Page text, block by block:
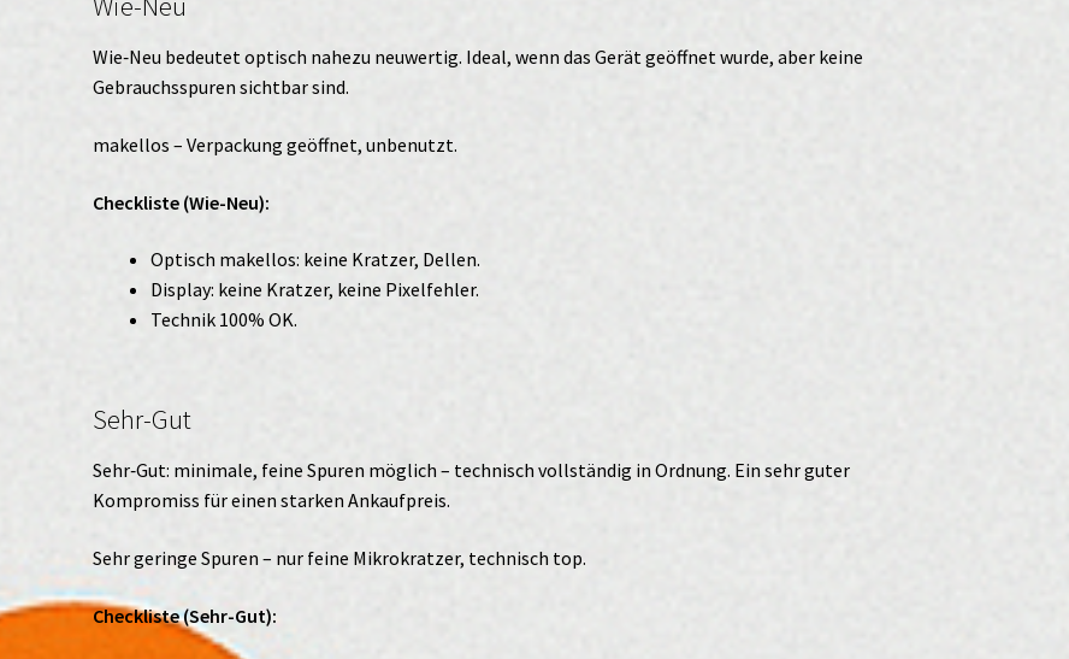
Wie‑Neu bedeutet optisch nahezu neuwertig. Ideal, wenn das Gerät geöffnet wurde, aber keine
Gebrauchsspuren sichtbar sind.
makellos – Verpackung geöffnet, unbenutzt.
Checkliste (Wie-Neu):
Optisch makellos: keine Kratzer, Dellen.
Display: keine Kratzer, keine Pixelfehler.
Technik 100% OK.
Sehr-Gut
Sehr‑Gut: minimale, feine Spuren möglich – technisch vollständig in Ordnung. Ein sehr guter
Kompromiss für einen starken Ankaufpreis.
Sehr geringe Spuren – nur feine Mikrokratzer, technisch top.
Checkliste (Sehr-Gut):